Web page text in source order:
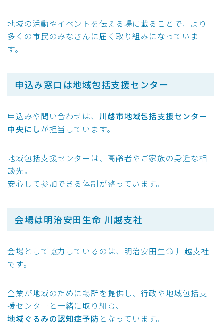
地域の活動やイベントを伝える場に載ることで、より
多くの市民のみなさんに届く取り組みになっていま
す。
申込み窓口は地域包括支援センター
申込みや問い合わせは、 川越市地域包括支援センター
中央にしが担当しています。
地域包括支援センターは、高齢者やご家族の身近な相
談先。
安心して参加できる体制が整っています。
会場は明治安田生命 川越支社
会場として協力しているのは、明治安田生命 川越支社
です。
企業が地域のために場所を提供し、行政や地域包括支
援センターと一緒に取り組む、
地域ぐるみの認知症予防 となっています。